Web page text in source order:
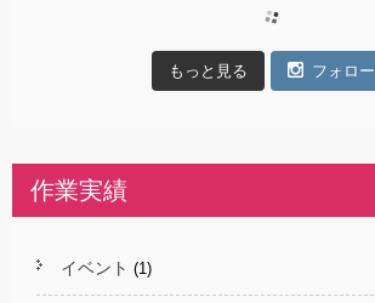
もっと見る フォロー
作業実績
イベント (1)